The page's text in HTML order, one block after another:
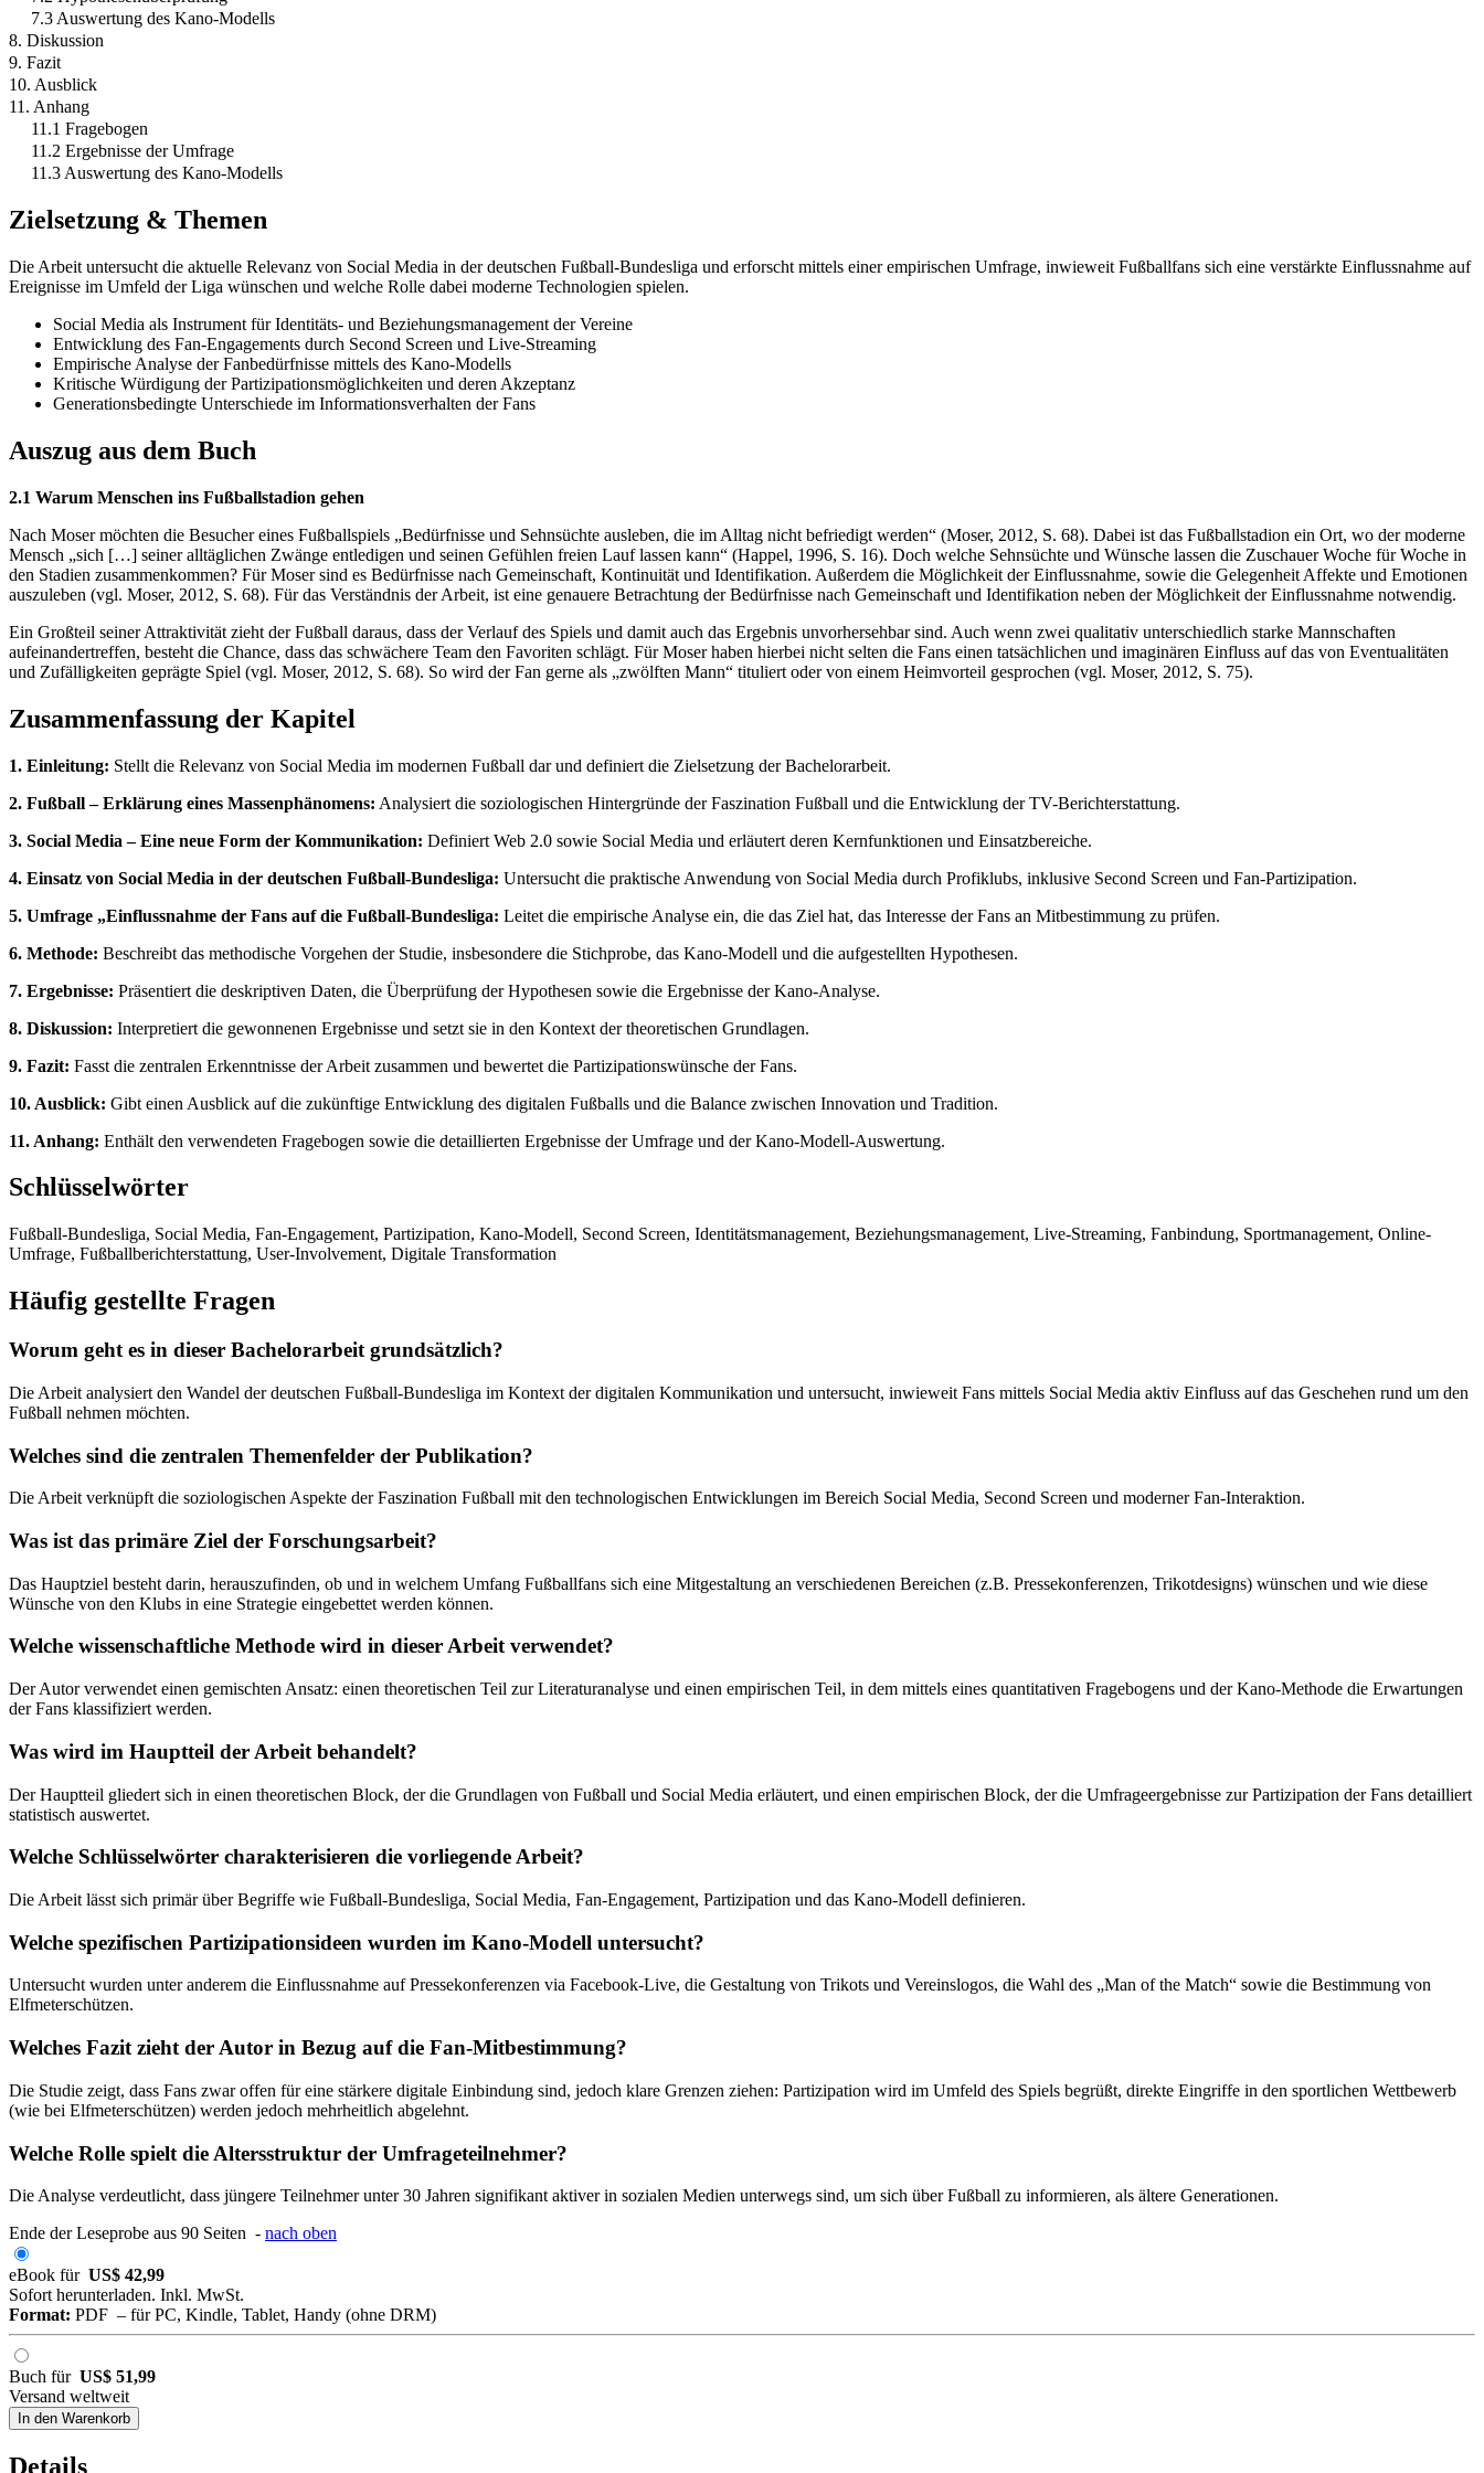
7.3 Auswertung des Kano-Modells
8. Diskussion
9. Fazit
10. Ausblick
11. Anhang
11.1 Fragebogen
11.2 Ergebnisse der Umfrage
11.3 Auswertung des Kano-Modells
Zielsetzung & Themen
Die Arbeit untersucht die aktuelle Relevanz von Social Media in der deutschen Fußball-Bundesliga und erforscht mittels einer empirischen Umfrage, inwieweit Fußballfans sich eine verstärkte Einflussnahme auf
Ereignisse im Umfeld der Liga wünschen und welche Rolle dabei moderne Technologien spielen.
Social Media als Instrument für Identitäts- und Beziehungsmanagement der Vereine
Entwicklung des Fan-Engagements durch Second Screen und Live-Streaming
Empirische Analyse der Fanbedürfnisse mittels des Kano-Modells
Kritische Würdigung der Partizipationsmöglichkeiten und deren Akzeptanz
Generationsbedingte Unterschiede im Informationsverhalten der Fans
Auszug aus dem Buch
2.1 Warum Menschen ins Fußballstadion gehen
Nach Moser möchten die Besucher eines Fußballspiels „Bedürfnisse und Sehnsüchte ausleben, die im Alltag nicht befriedigt werden“ (Moser, 2012, S. 68). Dabei ist das Fußballstadion ein Ort, wo der moderne
Mensch „sich […] seiner alltäglichen Zwänge entledigen und seinen Gefühlen freien Lauf lassen kann“ (Happel, 1996, S. 16). Doch welche Sehnsüchte und Wünsche lassen die Zuschauer Woche für Woche in
den Stadien zusammenkommen? Für Moser sind es Bedürfnisse nach Gemeinschaft, Kontinuität und Identifikation. Außerdem die Möglichkeit der Einflussnahme, sowie die Gelegenheit Affekte und Emotionen
auszuleben (vgl. Moser, 2012, S. 68). Für das Verständnis der Arbeit, ist eine genauere Betrachtung der Bedürfnisse nach Gemeinschaft und Identifikation neben der Möglichkeit der Einflussnahme notwendig.
Ein Großteil seiner Attraktivität zieht der Fußball daraus, dass der Verlauf des Spiels und damit auch das Ergebnis unvorhersehbar sind. Auch wenn zwei qualitativ unterschiedlich starke Mannschaften
aufeinandertreffen, besteht die Chance, dass das schwächere Team den Favoriten schlägt. Für Moser haben hierbei nicht selten die Fans einen tatsächlichen und imaginären Einfluss auf das von Eventualitäten
und Zufälligkeiten geprägte Spiel (vgl. Moser, 2012, S. 68). So wird der Fan gerne als „zwölften Mann“ tituliert oder von einem Heimvorteil gesprochen (vgl. Moser, 2012, S. 75).
Zusammenfassung der Kapitel
1. Einleitung: Stellt die Relevanz von Social Media im modernen Fußball dar und definiert die Zielsetzung der Bachelorarbeit.
2. Fußball – Erklärung eines Massenphänomens: Analysiert die soziologischen Hintergründe der Faszination Fußball und die Entwicklung der TV-Berichterstattung.
3. Social Media – Eine neue Form der Kommunikation: Definiert Web 2.0 sowie Social Media und erläutert deren Kernfunktionen und Einsatzbereiche.
4. Einsatz von Social Media in der deutschen Fußball-Bundesliga: Untersucht die praktische Anwendung von Social Media durch Profiklubs, inklusive Second Screen und Fan-Partizipation.
5. Umfrage „Einflussnahme der Fans auf die Fußball-Bundesliga: Leitet die empirische Analyse ein, die das Ziel hat, das Interesse der Fans an Mitbestimmung zu prüfen.
6. Methode: Beschreibt das methodische Vorgehen der Studie, insbesondere die Stichprobe, das Kano-Modell und die aufgestellten Hypothesen.
7. Ergebnisse: Präsentiert die deskriptiven Daten, die Überprüfung der Hypothesen sowie die Ergebnisse der Kano-Analyse.
8. Diskussion: Interpretiert die gewonnenen Ergebnisse und setzt sie in den Kontext der theoretischen Grundlagen.
9. Fazit: Fasst die zentralen Erkenntnisse der Arbeit zusammen und bewertet die Partizipationswünsche der Fans.
10. Ausblick: Gibt einen Ausblick auf die zukünftige Entwicklung des digitalen Fußballs und die Balance zwischen Innovation und Tradition.
11. Anhang: Enthält den verwendeten Fragebogen sowie die detaillierten Ergebnisse der Umfrage und der Kano-Modell-Auswertung.
Schlüsselwörter
Fußball-Bundesliga, Social Media, Fan-Engagement, Partizipation, Kano-Modell, Second Screen, Identitätsmanagement, Beziehungsmanagement, Live-Streaming, Fanbindung, Sportmanagement, Online-
Umfrage, Fußballberichterstattung, User-Involvement, Digitale Transformation
Häufig gestellte Fragen
Worum geht es in dieser Bachelorarbeit grundsätzlich?
Die Arbeit analysiert den Wandel der deutschen Fußball-Bundesliga im Kontext der digitalen Kommunikation und untersucht, inwieweit Fans mittels Social Media aktiv Einfluss auf das Geschehen rund um den
Fußball nehmen möchten.
Welches sind die zentralen Themenfelder der Publikation?
Die Arbeit verknüpft die soziologischen Aspekte der Faszination Fußball mit den technologischen Entwicklungen im Bereich Social Media, Second Screen und moderner Fan-Interaktion.
Was ist das primäre Ziel der Forschungsarbeit?
Das Hauptziel besteht darin, herauszufinden, ob und in welchem Umfang Fußballfans sich eine Mitgestaltung an verschiedenen Bereichen (z.B. Pressekonferenzen, Trikotdesigns) wünschen und wie diese
Wünsche von den Klubs in eine Strategie eingebettet werden können.
Welche wissenschaftliche Methode wird in dieser Arbeit verwendet?
Der Autor verwendet einen gemischten Ansatz: einen theoretischen Teil zur Literaturanalyse und einen empirischen Teil, in dem mittels eines quantitativen Fragebogens und der Kano-Methode die Erwartungen
der Fans klassifiziert werden.
Was wird im Hauptteil der Arbeit behandelt?
Der Hauptteil gliedert sich in einen theoretischen Block, der die Grundlagen von Fußball und Social Media erläutert, und einen empirischen Block, der die Umfrageergebnisse zur Partizipation der Fans detailliert
statistisch auswertet.
Welche Schlüsselwörter charakterisieren die vorliegende Arbeit?
Die Arbeit lässt sich primär über Begriffe wie Fußball-Bundesliga, Social Media, Fan-Engagement, Partizipation und das Kano-Modell definieren.
Welche spezifischen Partizipationsideen wurden im Kano-Modell untersucht?
Untersucht wurden unter anderem die Einflussnahme auf Pressekonferenzen via Facebook-Live, die Gestaltung von Trikots und Vereinslogos, die Wahl des „Man of the Match“ sowie die Bestimmung von
Elfmeterschützen.
Welches Fazit zieht der Autor in Bezug auf die Fan-Mitbestimmung?
Die Studie zeigt, dass Fans zwar offen für eine stärkere digitale Einbindung sind, jedoch klare Grenzen ziehen: Partizipation wird im Umfeld des Spiels begrüßt, direkte Eingriffe in den sportlichen Wettbewerb
(wie bei Elfmeterschützen) werden jedoch mehrheitlich abgelehnt.
Welche Rolle spielt die Altersstruktur der Umfrageteilnehmer?
Die Analyse verdeutlicht, dass jüngere Teilnehmer unter 30 Jahren signifikant aktiver in sozialen Medien unterwegs sind, um sich über Fußball zu informieren, als ältere Generationen.
Ende der Leseprobe aus 90 Seiten - nach oben
eBook für US$ 42,99
Sofort herunterladen. Inkl. MwSt.
Format: PDF – für PC, Kindle, Tablet, Handy (ohne DRM)
Buch für US$ 51,99
Versand weltweit
In den Warenkorb
Details